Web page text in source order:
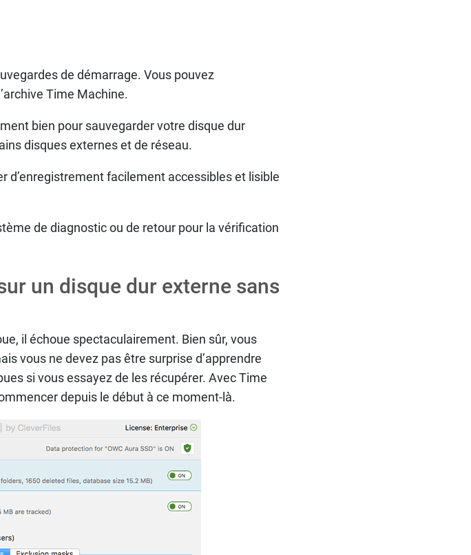
de démarrage. Vous pouvez
Time Machine.
bien pour sauvegarder votre disque dur
disques externes et de réseau.
d’enregistrement facilement accessibles et lisible
de diagnostic ou de retour pour la vérification
un disque dur externe sans
il échoue spectaculairement. Bien sûr, vous
vous ne devez pas être surprise d’apprendre
si vous essayez de les récupérer. Avec Time
depuis le début à ce moment-là.